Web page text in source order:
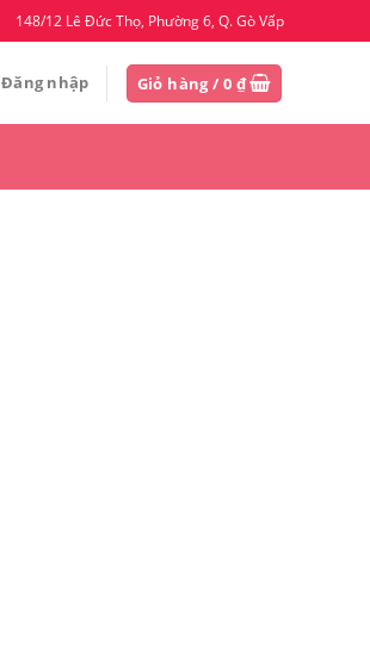
148/12 Lê Đức Thọ, Phường 6, Q. Gò Vấp
Đăng nhập Giỏ hàng / 0 ₫